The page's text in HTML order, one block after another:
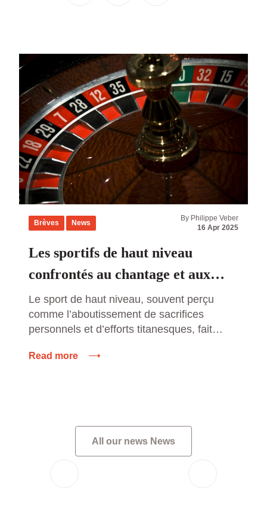
Brèves News
By Philippe Veber
16 Apr 2025
Les sportifs de haut niveau
confrontés au chantage et aux
agressions des parieurs en ligne :
un fléau grandissant
Le sport de haut niveau, souvent perçu
comme l’aboutissement de sacrifices
personnels et d’efforts titanesques, fait
redoutables. Parmi ces défis, une
Read more
All our news News